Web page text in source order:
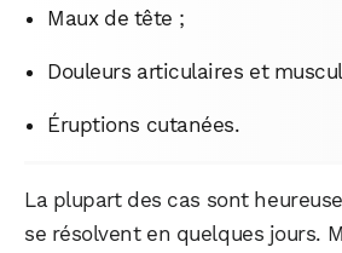
Maux de tête ;
Douleurs articulaires et
Éruptions cutanées.
La plupart des cas sont
se résolvent en quelques jours.